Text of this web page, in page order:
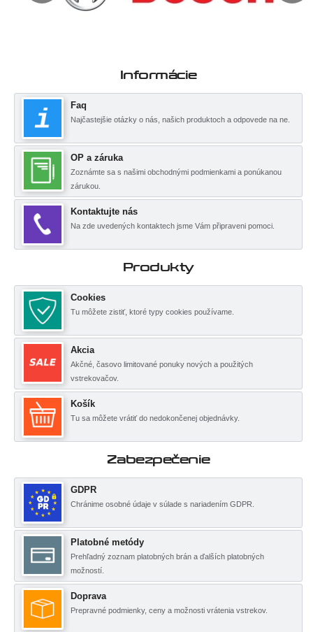
Informácie
Faq
Najčastejšie otázky o nás, našich produktoch a odpovede na ne.
OP a záruka
Zoznámte sa s našimi obchodnými podmienkami a ponúkanou
zárukou.
Kontaktujte nás
Na zde uvedených kontaktech jsme Vám připraveni pomoci.
Produkty
Cookies
Tu môžete zistiť, ktoré typy cookies používame.
Akcia
Akčné, časovo limitované ponuky nových a použitých
vstrekovačov.
Košík
Tu sa môžete vrátiť do nedokončenej objednávky.
Zabezpečenie
GDPR
Chránime osobné údaje v súlade s nariadením GDPR.
Platobné metódy
Prehľadný zoznam platobných brán a ďalších platobných
možností.
Doprava
Prepravné podmienky, ceny a možnosti vrátenia vstrekov.